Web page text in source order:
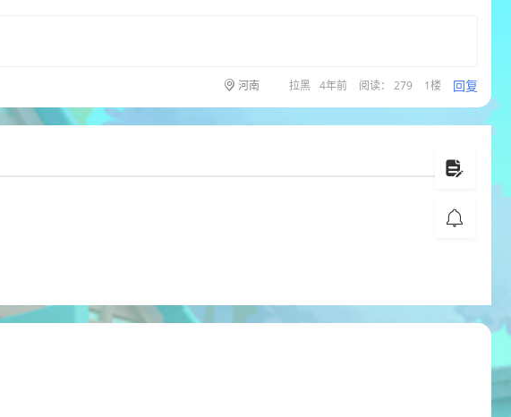
河南 拉黑 4年前 阅读： 279 1楼 回复